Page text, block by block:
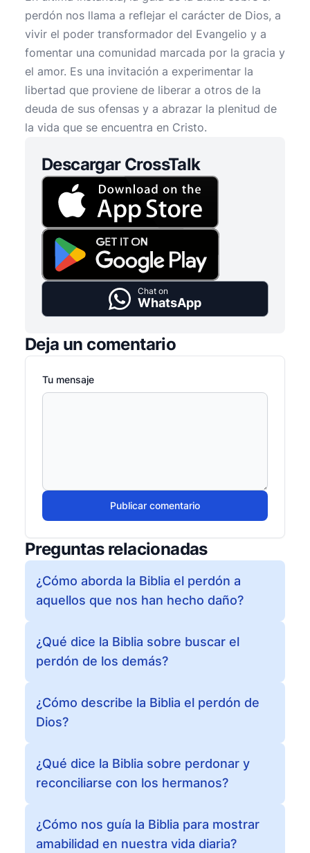
perdón nos llama a reflejar el carácter de Dios, a
vivir el poder transformador del Evangelio y a
fomentar una comunidad marcada por la gracia y
el amor. Es una invitación a experimentar la
libertad que proviene de liberar a otros de la
deuda de sus ofensas y a abrazar la plenitud de
la vida que se encuentra en Cristo.
Descargar CrossTalk
Chat on
WhatsApp
Deja un comentario
Tu mensaje
Publicar comentario
Preguntas relacionadas
¿Cómo aborda la Biblia el perdón a
aquellos que nos han hecho daño?
¿Qué dice la Biblia sobre buscar el
perdón de los demás?
¿Cómo describe la Biblia el perdón de
Dios?
¿Qué dice la Biblia sobre perdonar y
reconciliarse con los hermanos?
¿Cómo nos guía la Biblia para mostrar
amabilidad en nuestra vida diaria?